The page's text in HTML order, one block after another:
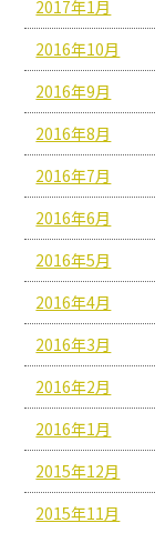
2017年1月
2016年10月
2016年9月
2016年8月
2016年7月
2016年6月
2016年5月
2016年4月
2016年3月
2016年2月
2016年1月
2015年12月
2015年11月